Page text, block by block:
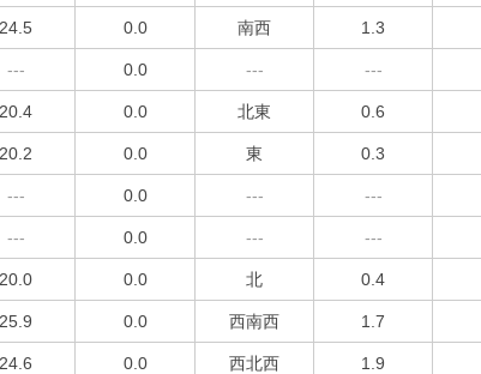
24.5 0.0 南西 1.3
--- 0.0 --- ---
20.4 0.0 北東 0.6
20.2 0.0 東 0.3
--- 0.0 --- ---
--- 0.0 --- ---
20.0 0.0 北 0.4
25.9 0.0 西南西 1.7
24.6 0.0 西北西 1.9